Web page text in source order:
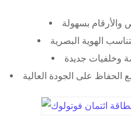
والأرقام بسهولة
الهوية البصرية
وخلفيات جديدة
الحفاظ على الجودة العالية